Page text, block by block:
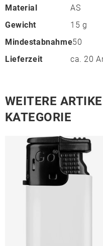
Material
AS
Gewicht
15 g
Mindestabnahme50
Lieferzeit
ca. 20
WEITERE
KATEGORIE